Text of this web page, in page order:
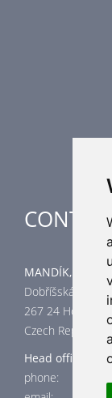
MANDÍK, a.s.
Dobříšská 550
267 24 Hostomice
Czech Republic
Head office
phone: +420